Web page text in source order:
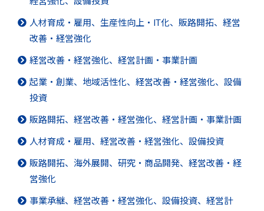
人材育成・雇用、生産性向上・IT化、販路開拓、経営
改善・経営強化
経営改善・経営強化、経営計画・事業計画
起業・創業、地域活性化、経営改善・経営強化、設備
投資
販路開拓、経営改善・経営強化、経営計画・事業計画
人材育成・雇用、経営改善・経営強化、設備投資
販路開拓、海外展開、研究・商品開発、経営改善・経
営強化
事業承継、経営改善・経営強化、設備投資、経営計